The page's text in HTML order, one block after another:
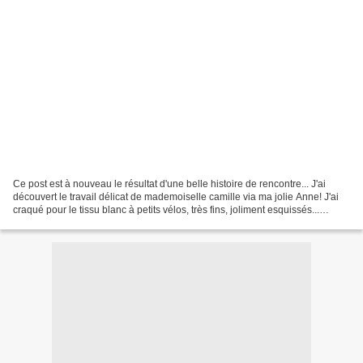
Ce post est à nouveau le résultat d'une belle histoire de rencontre... J'ai
découvert le travail délicat de mademoiselle camille via ma jolie Anne! J'ai
craqué pour le tissu blanc à petits vélos, très fins, joliment esquissés...